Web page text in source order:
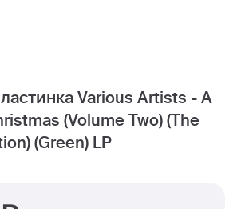
Various Artists - A
(Volume Two) (The
(Green) LP